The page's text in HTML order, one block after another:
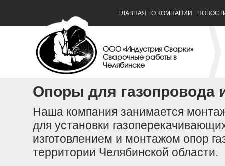
ГЛАВНАЯ О КОМПАНИИ
ООО «Индустрия Сварки»
Сварочные работы в
Челябинске
Опоры для газопровода
Наша компания занимается
для установки
изготовлением и монтажом опор
территории Челябинской области.